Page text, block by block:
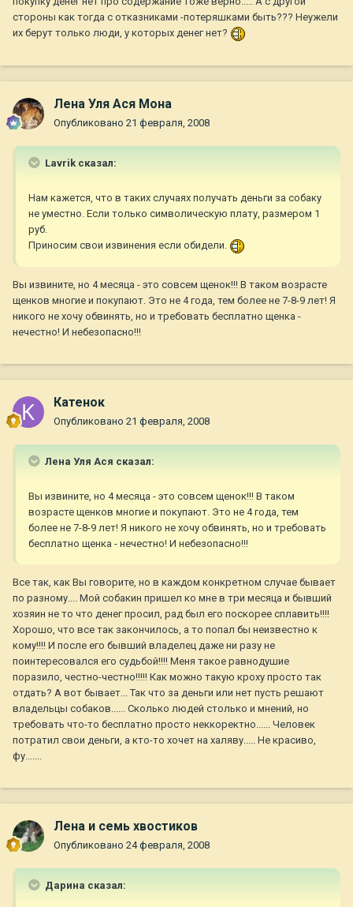
стороны как тогда с отказниками -потеряшками быть??? Неужели
их берут только люди, у которых денег нет?
Лена Уля Ася Мона
Опубликовано 21 февраля, 2008
Lavrik сказал:
Нам кажется, что в таких случаях получать деньги за собаку
не уместно. Если только символическую плату, размером 1
руб.
Приносим свои извинения если обидели.
Вы извините, но 4 месяца - это совсем щенок!!! В таком возрасте
щенков многие и покупают. Это не 4 года, тем более не 7-8-9 лет! Я
никого не хочу обвинять, но и требовать бесплатно щенка -
нечестно! И небезопасно!!!
Катенок
Опубликовано 21 февраля, 2008
Лена Уля Ася сказал:
Вы извините, но 4 месяца - это совсем щенок!!! В таком
возрасте щенков многие и покупают. Это не 4 года, тем
более не 7-8-9 лет! Я никого не хочу обвинять, но и требовать
бесплатно щенка - нечестно! И небезопасно!!!
Все так, как Вы говорите, но в каждом конкретном случае бывает
по разному.... Мой собакин пришел ко мне в три месяца и бывший
хозяин не то что денег просил, рад был его поскорее сплавить!!!!
Хорошо, что все так закончилось, а то попал бы неизвестно к
кому!!!! И после его бывший владелец даже ни разу не
поинтересовался его судьбой!!!! Меня такое равнодушие
поразило, честно-честно!!!!! Как можно такую кроху просто так
отдать? А вот бывает... Так что за деньги или нет пусть решают
владельцы собаков...... Сколько людей столько и мнений, но
требовать что-то бесплатно просто неккоректно...... Человек
потратил свои деньги, а кто-то хочет на халяву..... Не красиво,
фу.......
Лена и семь хвостиков
Опубликовано 24 февраля, 2008
Дарина сказал: